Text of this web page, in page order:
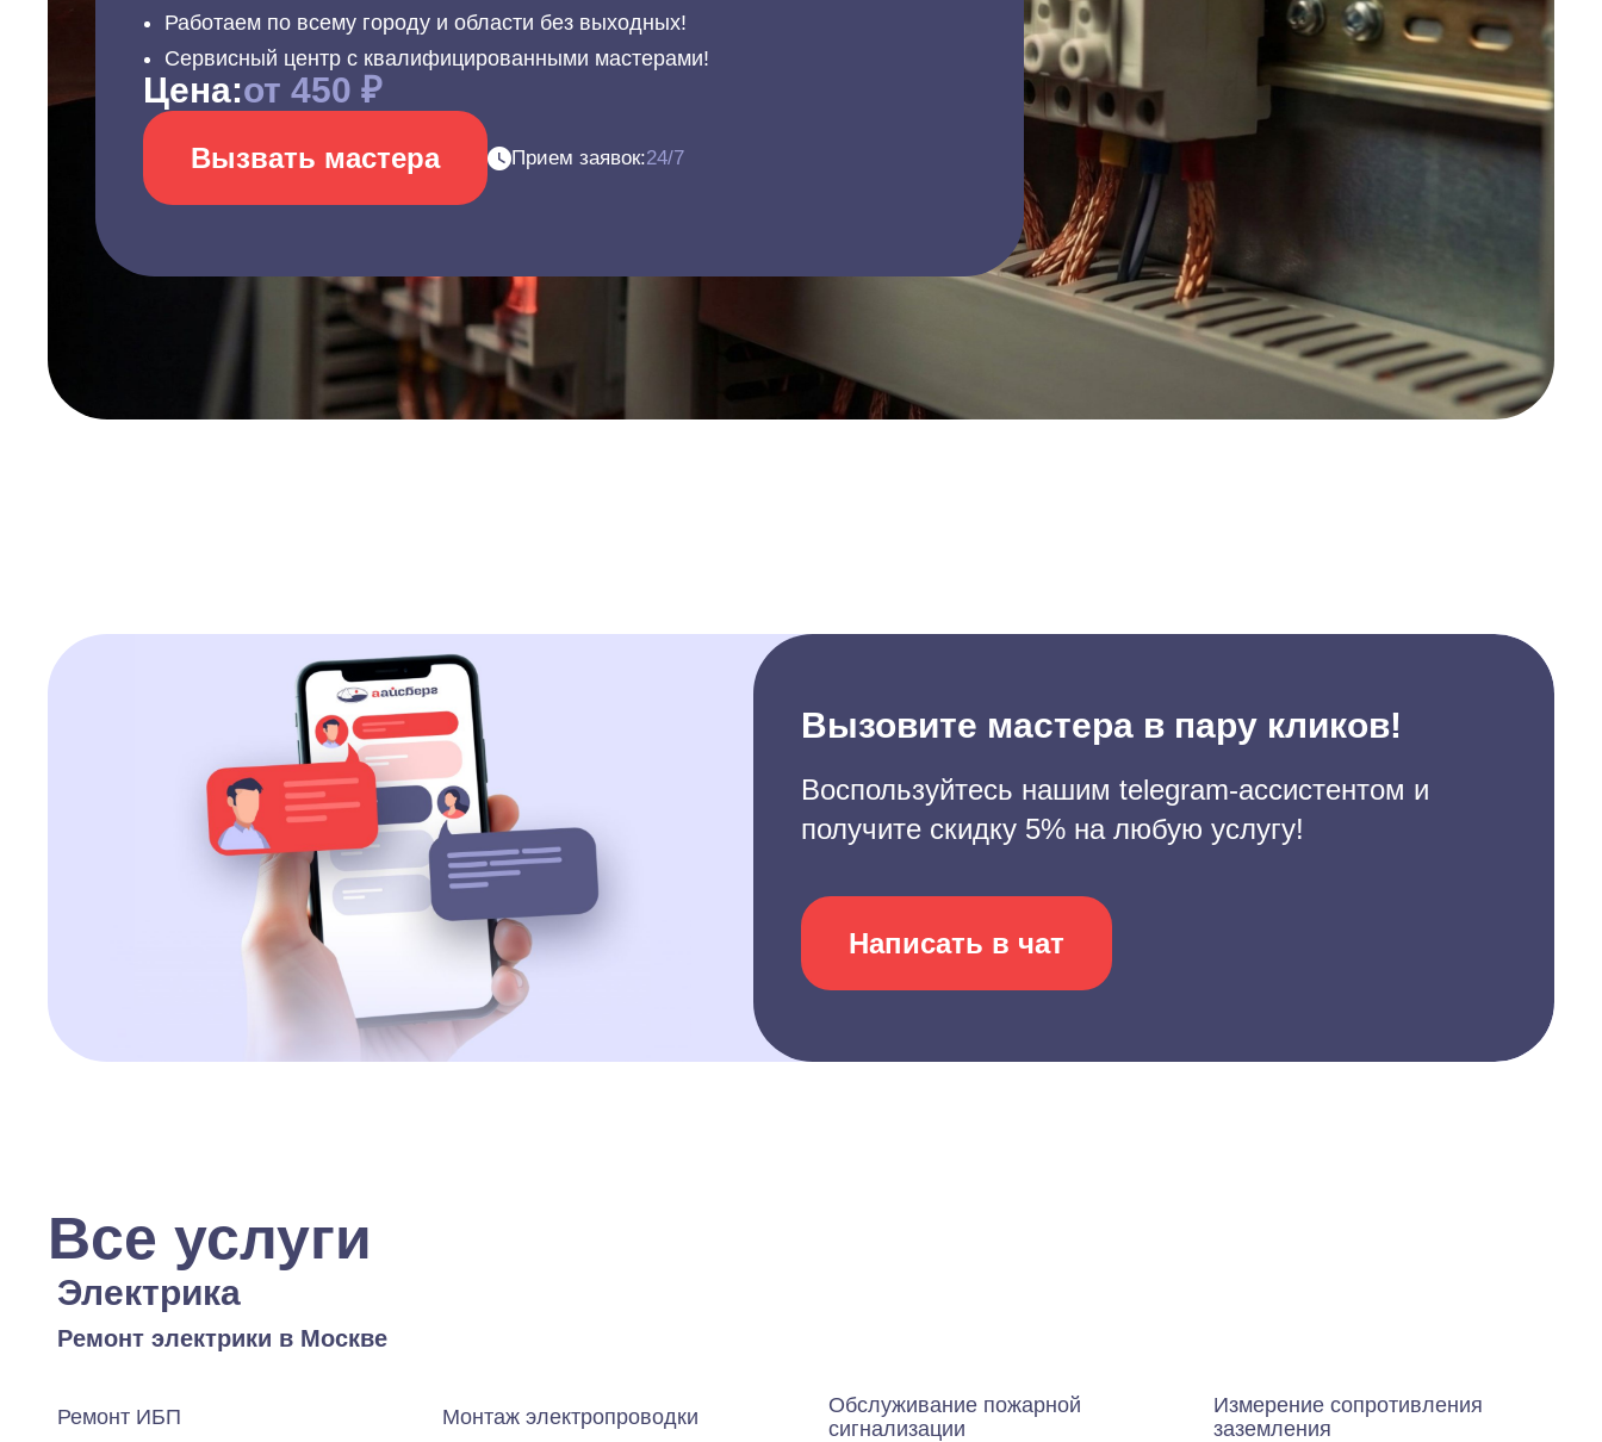
Работаем по всему городу и области без выходных!
Сервисный центр с квалифицированными мастерами!
Цена:от 450 ₽
Вызвать мастера Прием заявок:24/7
Вызовите мастера в пару кликов!
Воспользуйтесь нашим telegram-ассистентом и
получите скидку 5% на любую услугу!
Написать в чат
Все услуги
Электрика
Ремонт электрики в Москве
Ремонт ИБП Монтаж электропроводки
Обслуживание пожарной
сигнализации
Измерение сопротивления
заземления